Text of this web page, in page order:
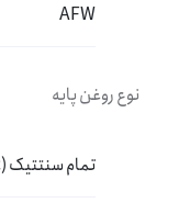
AFW
نوع روغن پایه
تمام سنتتیک (Fully Synthetic)